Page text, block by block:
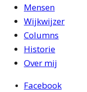
Mensen
Wijkwijzer
Columns
Historie
Over mij
Facebook